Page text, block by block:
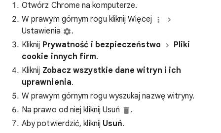
Otwórz Chrome na komputerze.
W prawym górnym rogu kliknij Więcej
Ustawienia
.
Kliknij Prywatność i bezpieczeństwo
Pliki
cookie innych firm.
Kliknij Zobacz wszystkie dane witryn i ich
uprawnienia.
W prawym górnym rogu wyszukaj nazwę witryny.
Na prawo od niej kliknij Usuń
.
Aby potwierdzić, kliknij Usuń.